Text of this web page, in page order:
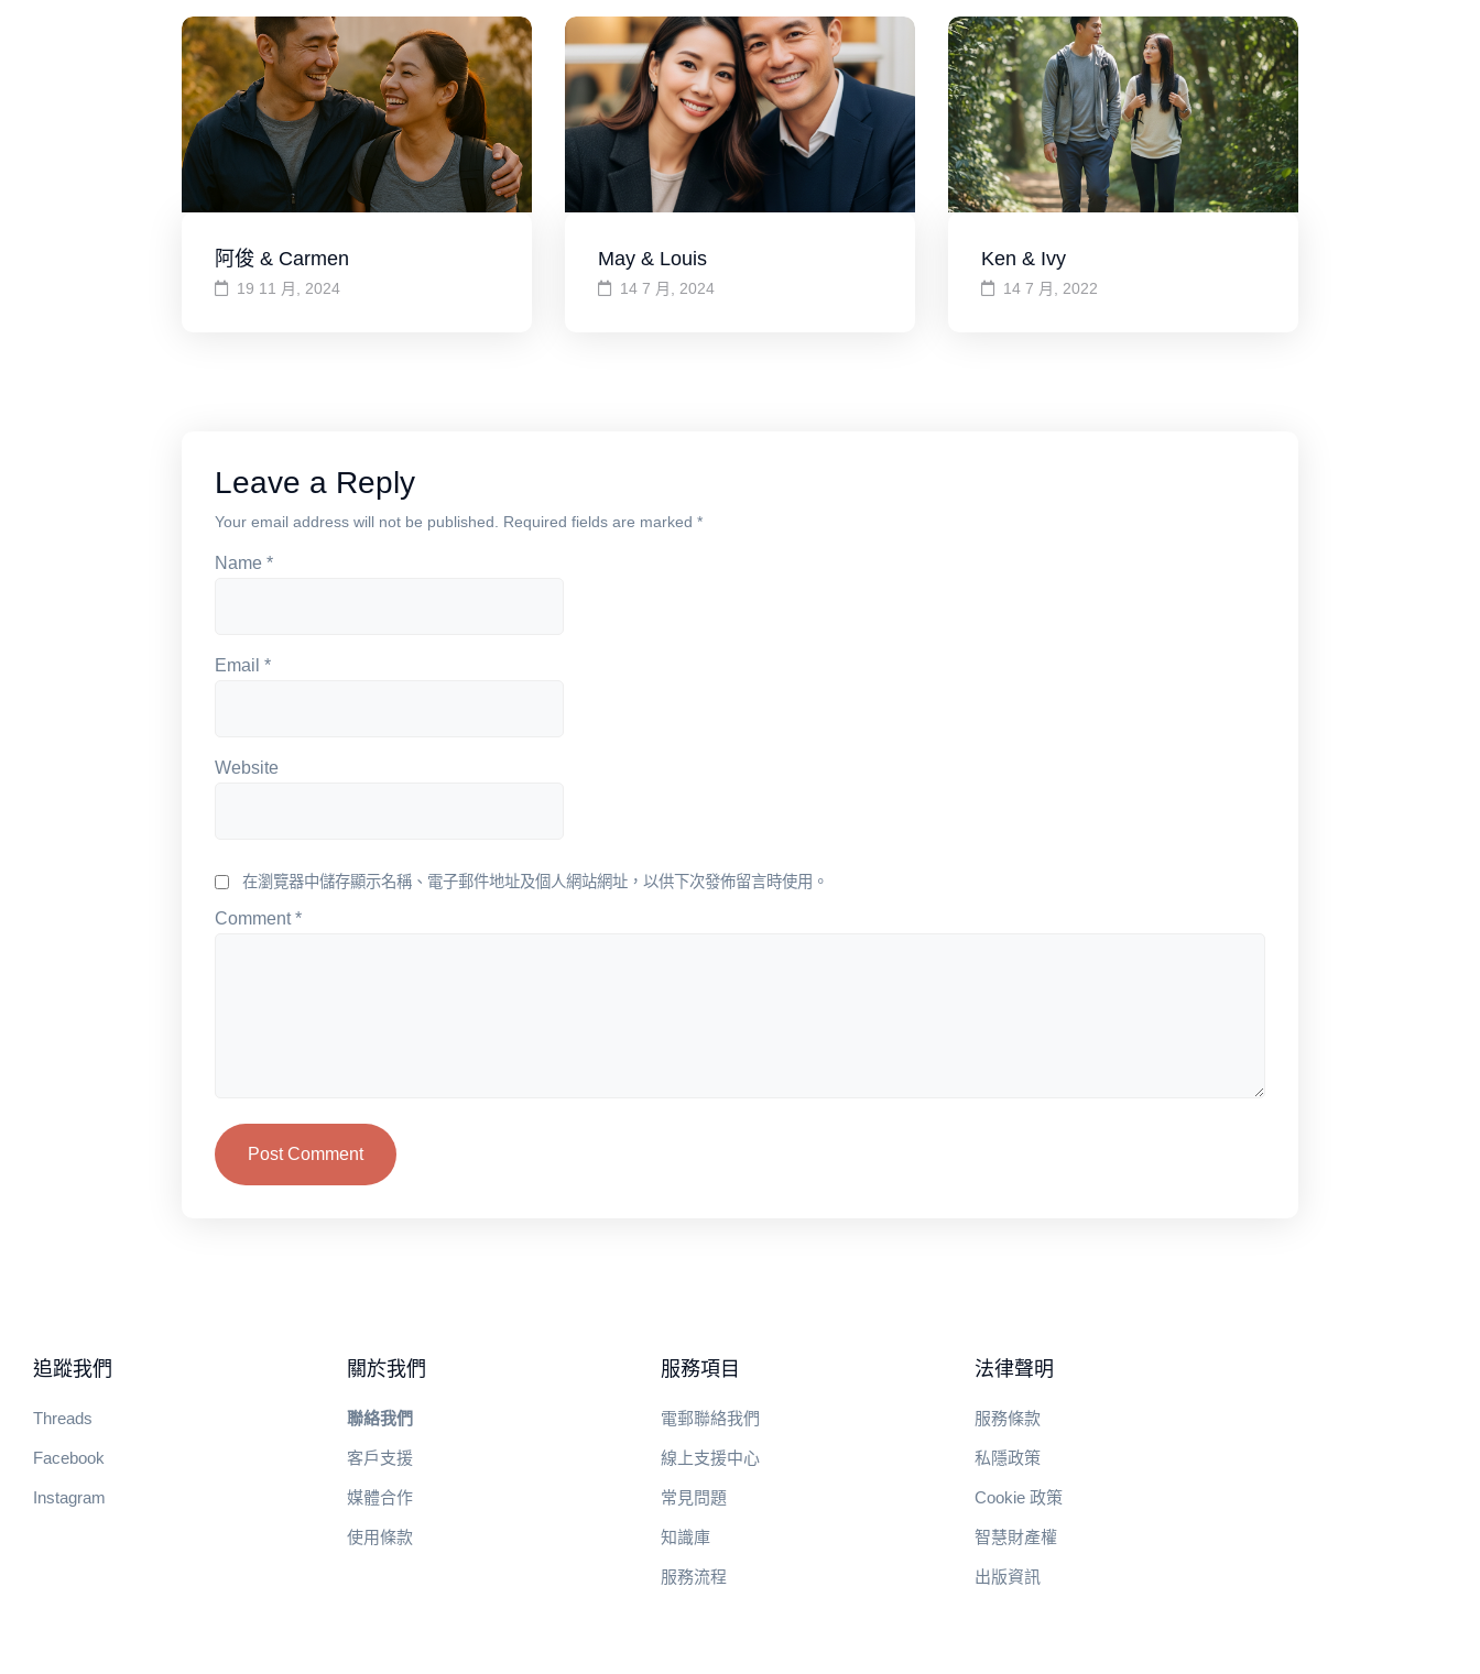
阿俊 & Carmen
19 11 月, 2024
May & Louis
14 7 月, 2024
Ken & Ivy
14 7 月, 2022
Leave a Reply
Your email address will not be published. Required fields are marked *
Name *
Email *
Website
在瀏覽器中儲存顯示名稱、電子郵件地址及個人網站網址，以供下次發佈留言時使用。
Comment*
追蹤我們
Threads
Facebook
Instagram
關於我們
聯絡我們
客戶支援
媒體合作
使用條款
服務項目
電郵聯絡我們
線上支援中心
常見問題
知識庫
服務流程
法律聲明
服務條款
私隱政策
Cookie 政策
智慧財產權
出版資訊